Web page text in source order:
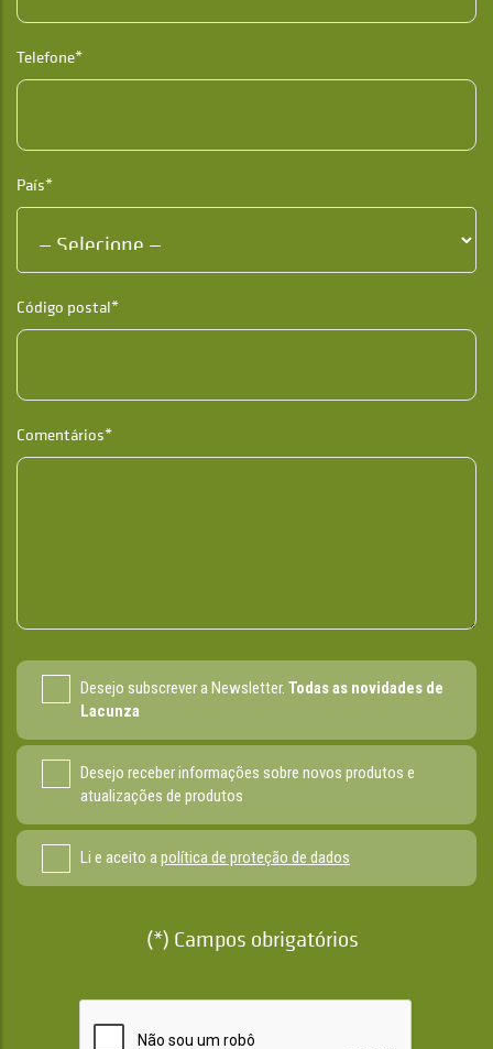
Telefone*
País*
Código postal*
Comentários*
Desejo subscrever a Newsletter. Todas as novidades de
Lacunza
Desejo receber informações sobre novos produtos e
atualizações de produtos
Li e aceito apolítica de proteção de dados
(*) Campos obrigatórios